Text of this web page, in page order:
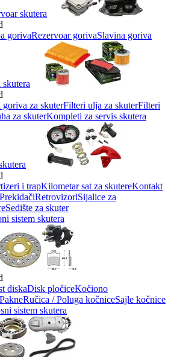
skutera
gorivaRezervoar gorivaSlavina goriva
za skuterFilteri ulja za skuterFilteri
za skuterKompleti za servis skutera
i trapKilometar sat za skutereKontakt
PrekidačiRetrovizoriSijalice za
Sedište za skuter
sistem skutera
diskaDisk pločiceKočiono
PakneRučica / Poluga kočniceSajle kočnice
sistem skutera